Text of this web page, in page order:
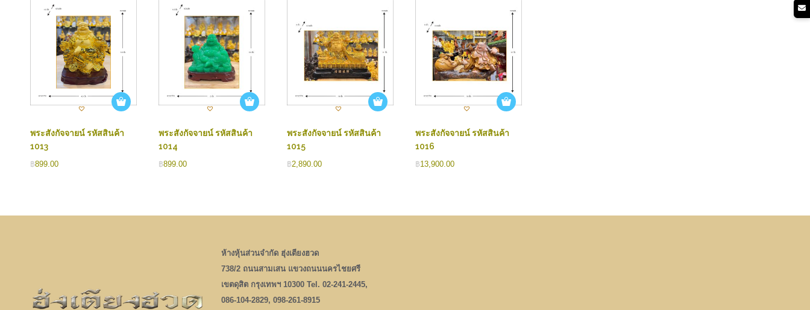
พระสังกัจจายน์ รหัสสินค้า
1013
฿899.00
พระสังกัจจายน์ รหัสสินค้า
1014
฿899.00
พระสังกัจจายน์ รหัสสินค้า
1015
฿2,890.00
พระสังกัจจายน์ รหัสสินค้า
1016
฿13,900.00
ห้างหุ้นส่วนจำกัด ฮุ่งเตียงฮวด
738/2 ถนนสามเสน แขวงถนนนครไชยศรี
เขตดุสิต กรุงเทพฯ 10300 Tel. 02-241-2445,
086-104-2829, 098-261-8915